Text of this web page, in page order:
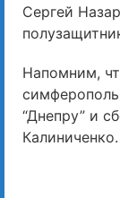
Сергей
Напомним,
“Днепру” и
Калиниченко.